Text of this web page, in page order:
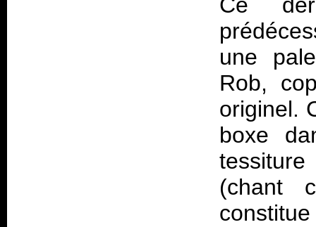
une
Rob,
originel.
boxe
(chant